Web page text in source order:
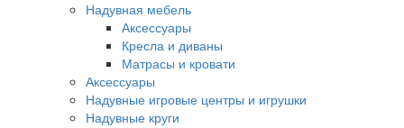
Надувная мебель
Аксессуары
Кресла и диваны
Матрасы и кровати
Аксессуары
Надувные игровые центры и игрушки
Надувные круги